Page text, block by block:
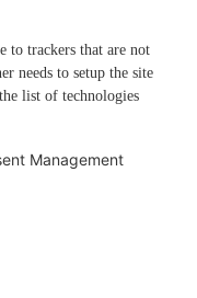
to trackers that are not
needs to setup the site
list of technologies
Management